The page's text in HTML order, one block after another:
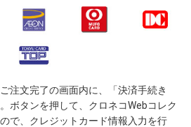
注文完了の画面内に、「決済手続き
ボタンを押して、クロネコWebコレク
で、クレジットカード情報入力を行